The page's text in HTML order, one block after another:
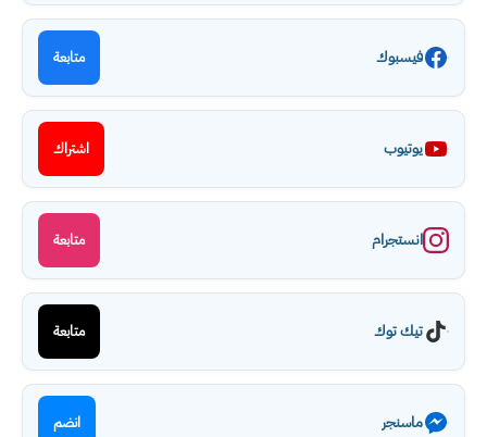
فيسبوك متابعة
يوتيوب اشتراك
انستجرام متابعة
تيك توك متابعة
ماسنجر انضم